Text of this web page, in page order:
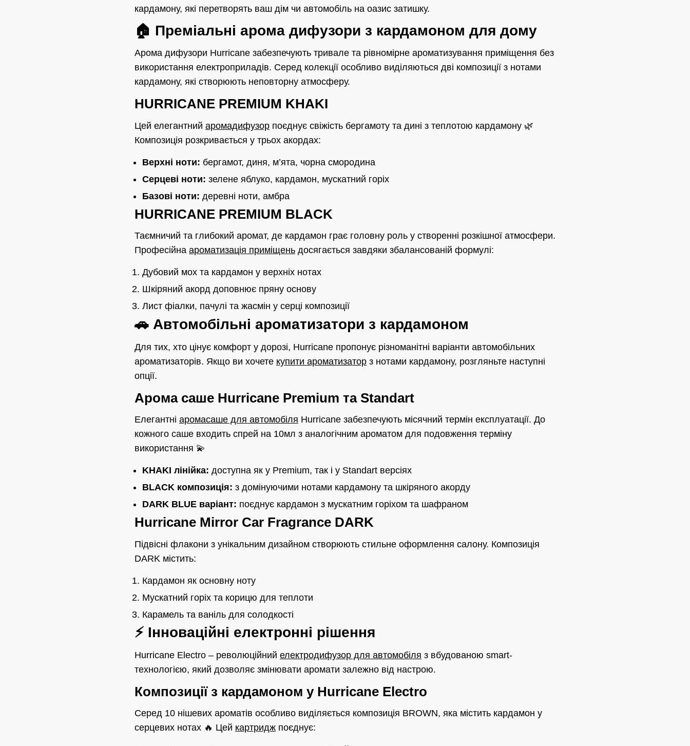
кардамону, які перетворять ваш дім чи автомобіль на оазис затишку.
🏠 Преміальні арома дифузори з кардамоном для дому
Арома дифузори Hurricane забезпечують тривале та рівномірне ароматизування приміщення без
використання електроприладів. Серед колекції особливо виділяються дві композиції з нотами
кардамону, які створюють неповторну атмосферу.
HURRICANE PREMIUM KHAKI
Цей елегантний аромадифузор поєднує свіжість бергамоту та дині з теплотою кардамону 🌿
Композиція розкривається у трьох акордах:
Верхні ноти: бергамот, диня, м’ята, чорна смородина
Серцеві ноти: зелене яблуко, кардамон, мускатний горіх
Базові ноти: деревні ноти, амбра
HURRICANE PREMIUM BLACK
Таємничий та глибокий аромат, де кардамон грає головну роль у створенні розкішної атмосфери.
Професійна ароматизація приміщень досягається завдяки збалансованій формулі:
Дубовий мох та кардамон у верхніх нотах
Шкіряний акорд доповнює пряну основу
Лист фіалки, пачулі та жасмін у серці композиції
🚗 Автомобільні ароматизатори з кардамоном
Для тих, хто цінує комфорт у дорозі, Hurricane пропонує різноманітні варіанти автомобільних
ароматизаторів. Якщо ви хочете купити ароматизатор з нотами кардамону, розгляньте наступні
опції.
Арома саше Hurricane Premium та Standart
Елегантні аромасаше для автомобіля Hurricane забезпечують місячний термін експлуатації. До
кожного саше входить спрей на 10мл з аналогічним ароматом для подовження терміну
використання 💫
KHAKI лінійка: доступна як у Premium, так і у Standart версіях
BLACK композиція: з домінуючими нотами кардамону та шкіряного акорду
DARK BLUE варіант: поєднує кардамон з мускатним горіхом та шафраном
Hurricane Mirror Car Fragrance DARK
Підвісні флакони з унікальним дизайном створюють стильне оформлення салону. Композиція
DARK містить:
Кардамон як основну ноту
Мускатний горіх та корицю для теплоти
Карамель та ваніль для солодкості
⚡ Інноваційні електронні рішення
Hurricane Electro – революційний електродифузор для автомобіля з вбудованою smart-
технологією, який дозволяє змінювати аромати залежно від настрою.
Композиції з кардамоном у Hurricane Electro
Серед 10 нішевих ароматів особливо виділяється композиція BROWN, яка містить кардамон у
серцевих нотах 🔥 Цей картридж поєднує: